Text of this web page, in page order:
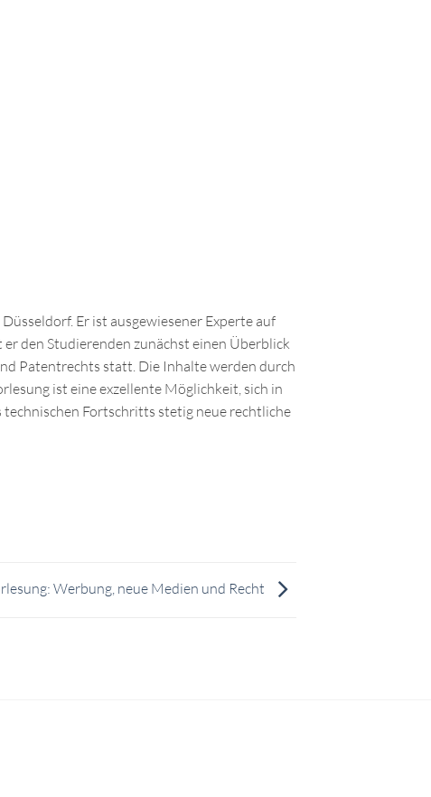
Er ist ausgewiesener Experte auf
den Studierenden zunächst einen Überblick
Patentrechts statt. Die Inhalte werden durch
ist eine exzellente Möglichkeit, sich in
technischen Fortschritts stetig neue rechtliche
Werbung, neue Medien und Recht